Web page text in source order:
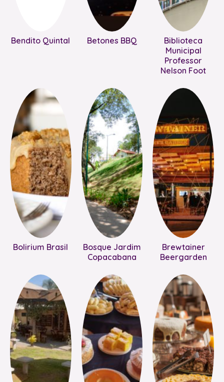
Bendito Quintal Betones BBQ
Biblioteca
Municipal
Professor
Nelson Foot
Bolirium Brasil
Bosque Jardim
Copacabana
Brewtainer
Beergarden